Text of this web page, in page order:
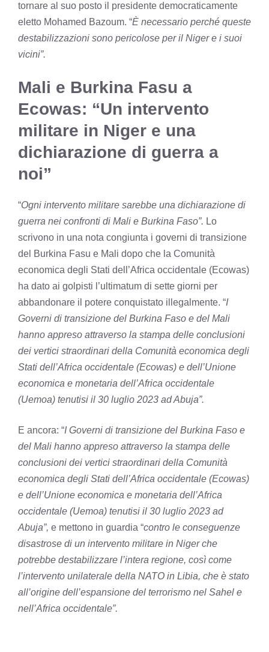
tornare al suo posto il presidente democraticamente
eletto Mohamed Bazoum. “È necessario perché queste
destabilizzazioni sono pericolose per il Niger e i suoi
vicini”.
Mali e Burkina Fasu a
Ecowas: “Un intervento
militare in Niger e una
dichiarazione di guerra a
noi”
“Ogni intervento militare sarebbe una dichiarazione di
guerra nei confronti di Mali e Burkina Faso”. Lo
scrivono in una nota congiunta i governi di transizione
del Burkina Fasu e Mali dopo che la Comunità
economica degli Stati dell’Africa occidentale (Ecowas)
ha dato ai golpisti l’ultimatum di sette giorni per
abbandonare il potere conquistato illegalmente. “I
Governi di transizione del Burkina Faso e del Mali
hanno appreso attraverso la stampa delle conclusioni
dei vertici straordinari della Comunità economica degli
Stati dell’Africa occidentale (Ecowas) e dell’Unione
economica e monetaria dell’Africa occidentale
(Uemoa) tenutisi il 30 luglio 2023 ad Abuja”.
E ancora: “I Governi di transizione del Burkina Faso e
del Mali hanno appreso attraverso la stampa delle
conclusioni dei vertici straordinari della Comunità
economica degli Stati dell’Africa occidentale (Ecowas)
e dell’Unione economica e monetaria dell’Africa
occidentale (Uemoa) tenutisi il 30 luglio 2023 ad
Abuja”, e mettono in guardia “contro le conseguenze
disastrose di un intervento militare in Niger che
potrebbe destabilizzare l’intera regione, così come
l’intervento unilaterale della NATO in Libia, che è stato
all’origine dell’espansione del terrorismo nel Sahel e
nell’Africa occidentale”.